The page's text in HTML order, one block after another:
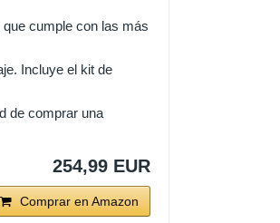
cumple con las más
Incluye el kit de
de comprar una
254,99 EUR
Comprar en Amazon